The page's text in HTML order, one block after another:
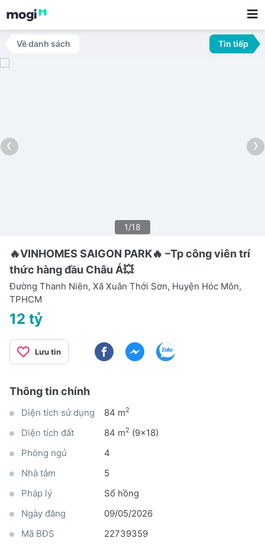
Về danh sách Tin tiếp
‹ ›
1/18
🔥VINHOMES SAIGON PARK🔥 –Tp công viên trí
thức hàng đầu Châu Á💥
Đường Thanh Niên, Xã Xuân Thới Sơn, Huyện Hóc Môn,
TPHCM
12 tỷ
Lưu tin
Thông tin chính
Diện tích sử dụng 84 m2
Diện tích đất 84 m2 (9x18)
Phòng ngủ
4
Nhà tắm
5
Pháp lý
Sổ hồng
Ngày đăng
09/05/2026
Mã BĐS
22739359